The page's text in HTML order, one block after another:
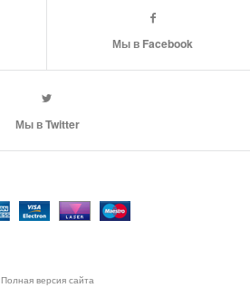
Мы в Facebook
Мы в Twitter
Полная версия сайта